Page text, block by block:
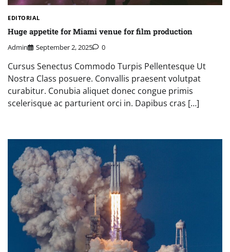
EDITORIAL
Huge appetite for Miami venue for film production
Admin September 2, 2025 0
Cursus Senectus Commodo Turpis Pellentesque Ut
Nostra Class posuere. Convallis praesent volutpat
curabitur. Conubia aliquet donec congue primis
scelerisque ac parturient orci in. Dapibus cras […]